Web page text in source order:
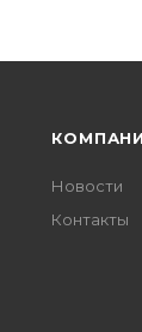
Новости
Контакты